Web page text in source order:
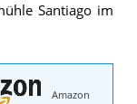
Santiago im
Amazon